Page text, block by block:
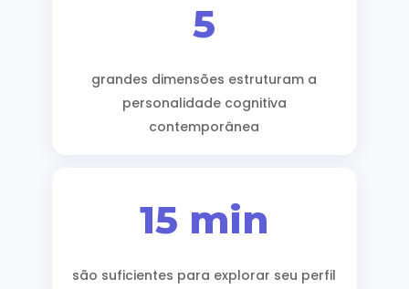
5
grandes dimensões estruturam a
personalidade cognitiva
contemporânea
15 min
são suficientes para explorar seu perfil